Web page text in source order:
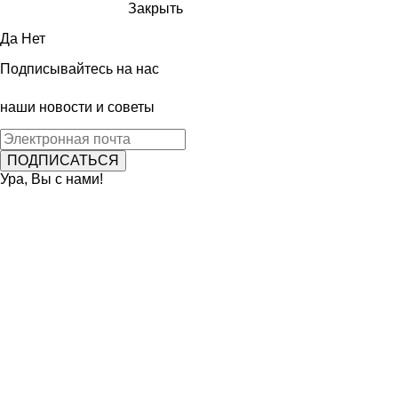
Закрыть
Да Нет
Подписывайтесь на нас
наши новости и советы
Ура, Вы с нами!